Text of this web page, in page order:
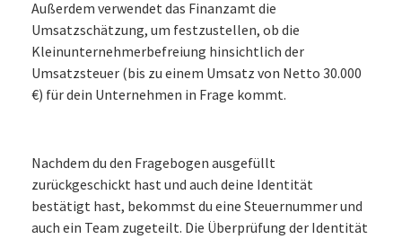
Außerdem verwendet das Finanzamt die
Umsatzschätzung, um festzustellen, ob die
Kleinunternehmerbefreiung hinsichtlich der
Umsatzsteuer (bis zu einem Umsatz von Netto 30.000
€) für dein Unternehmen in Frage kommt.
Nachdem du den Fragebogen ausgefüllt
zurückgeschickt hast und auch deine Identität
bestätigt hast, bekommst du eine Steuernummer und
auch ein Team zugeteilt. Die Überprüfung der Identität